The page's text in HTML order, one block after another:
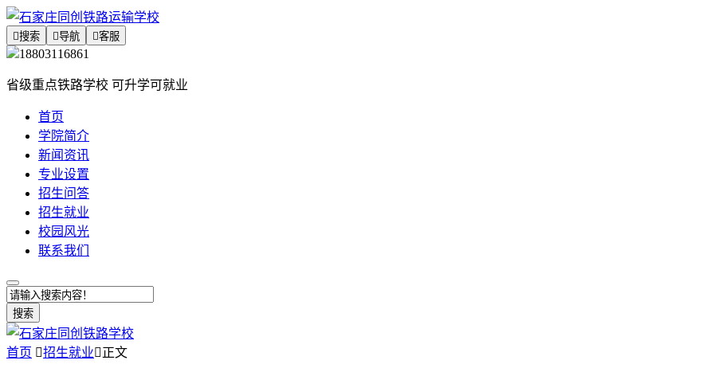
搜索 导航 客服
18803116861
省级重点铁路学校 可升学可就业
首页
学院简介
新闻资讯
专业设置
招生问答
招生就业
校园风光
联系我们
搜索
首页 招生就业正文